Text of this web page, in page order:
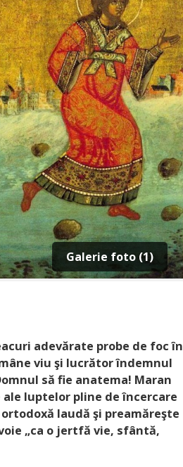
Galerie foto (1)
adevărate probe de foc în
viu şi lucrător îndemnul
să fie anatema! Maran
ale luptelor pline de încercare
laudă şi preamăreşte
„ca o jertfă vie, sfântă,